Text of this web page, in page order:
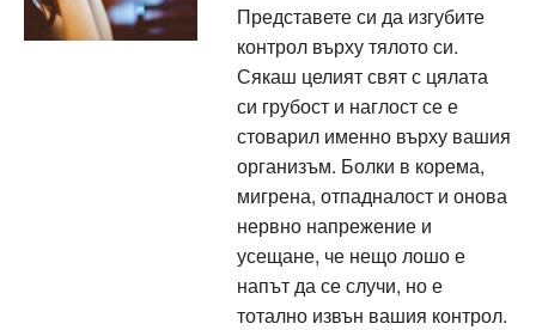
Представете си да изгубите
контрол върху тялото си.
Сякаш целият свят с цялата
си грубост и наглост се е
стоварил именно върху вашия
организъм. Болки в корема,
мигрена, отпадналост и онова
нервно напрежение и
усещане, че нещо лошо е
напът да се случи, но е
тотално извън вашия контрол.